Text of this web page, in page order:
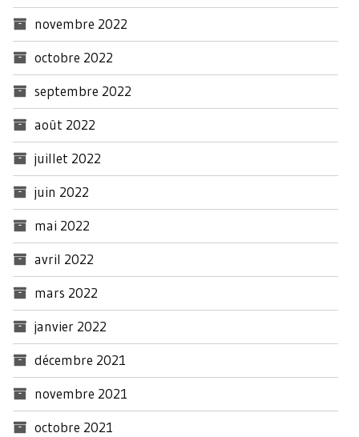
novembre 2022
octobre 2022
septembre 2022
août 2022
juillet 2022
juin 2022
mai 2022
avril 2022
mars 2022
janvier 2022
décembre 2021
novembre 2021
octobre 2021